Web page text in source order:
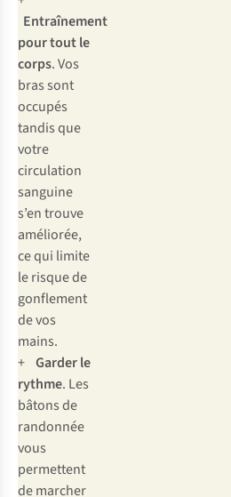
Entraînement
pour tout le
corps. Vos
bras sont
occupés
tandis que
votre
circulation
sanguine
s’en trouve
améliorée,
ce qui limite
le risque de
gonflement
de vos
mains.
+ Garder le
rythme. Les
bâtons de
randonnée
vous
permettent
de marcher